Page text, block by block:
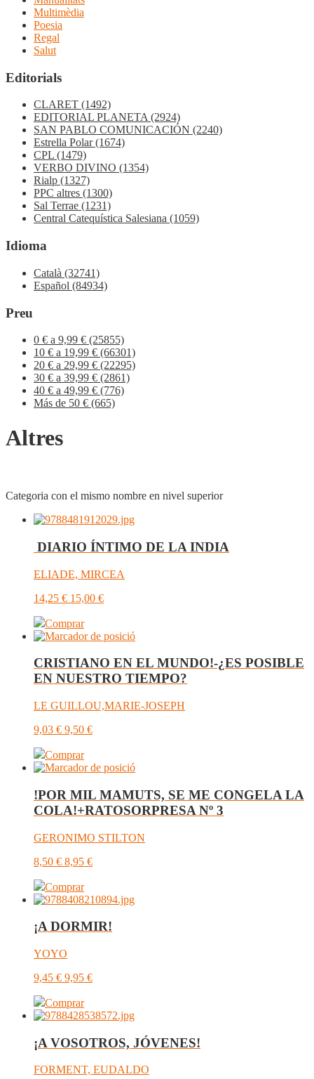
Multimèdia
Poesia
Regal
Salut
Editorials
CLARET (1492)
EDITORIAL PLANETA(2924)
SAN PABLO COMUNICACIÓN (2240)
Estrella Polar(1674)
CPL (1479)
VERBO DIVINO (1354)
Rialp (1327)
PPC altres (1300)
Sal Terrae (1231)
Central Catequística Salesiana (1059)
Idioma
Català (32741)
Español (84934)
Preu
0 € a 9,99 € (25855)
10 € a 19,99 € (66301)
20 € a 29,99 € (22295)
30 € a 39,99 € (2861)
40 € a 49,99 € (776)
Más de 50 € (665)
Altres
Categoria con el mismo nombre en nivel superior
DIARIO ÍNTIMO DE LA INDIA
ELIADE, MIRCEA
14,25 € 15,00 €
Comprar
­CRISTIANO EN EL MUNDO!-¿ES POSIBLE
EN NUESTRO TIEMPO?
LE GUILLOU,MARIE-JOSEPH
9,03 € 9,50 €
Comprar
!POR MIL MAMUTS, SE ME CONGELA LA
COLA!+RATOSORPRESA Nº 3
GERONIMO STILTON
8,50 € 8,95 €
Comprar
¡A DORMIR!
YOYO
9,45 € 9,95 €
Comprar
¡A VOSOTROS, JÓVENES!
FORMENT, EUDALDO